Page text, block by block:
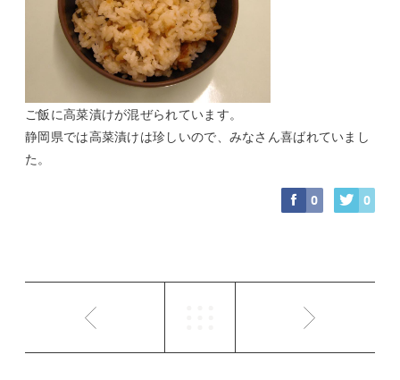
ご飯に高菜漬けが混ぜられています。
静岡県では高菜漬けは珍しいので、みなさん喜ばれていまし
た。
0 0